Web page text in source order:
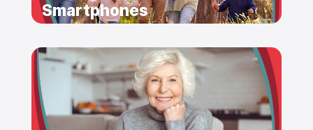
Smartphones